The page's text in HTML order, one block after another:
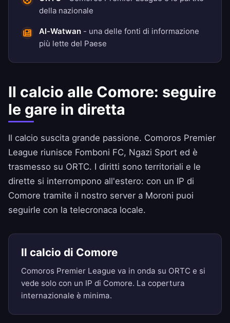
della nazionale
Al-Watwan - una delle fonti di informazione
più lette del Paese
Il calcio alle Comore: seguire
le gare in diretta
Il calcio suscita grande passione. Comoros Premier
League riunisce Fomboni FC, Ngazi Sport ed è
trasmesso su ORTC. I diritti sono territoriali e le
dirette si interrompono all'estero: con un IP di
Comore tramite il nostro server a Moroni puoi
seguirle con la telecronaca locale.
Il calcio di Comore
Comoros Premier League va in onda su ORTC e si
vede solo con un IP di Comore. La copertura
internazionale è minima.